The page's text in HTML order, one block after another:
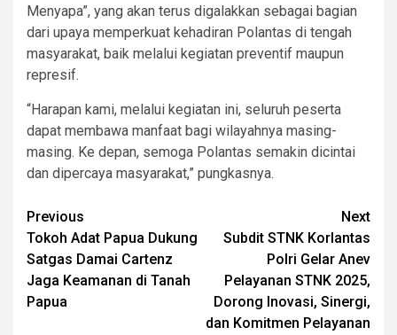
Menyapa”, yang akan terus digalakkan sebagai bagian
dari upaya memperkuat kehadiran Polantas di tengah
masyarakat, baik melalui kegiatan preventif maupun
represif.
“Harapan kami, melalui kegiatan ini, seluruh peserta
dapat membawa manfaat bagi wilayahnya masing-
masing. Ke depan, semoga Polantas semakin dicintai
dan dipercaya masyarakat,” pungkasnya.
Post
navigation
Previous
Tokoh Adat Papua Dukung
Satgas Damai Cartenz
Jaga Keamanan di Tanah
Papua
Next
Subdit STNK Korlantas
Polri Gelar Anev
Pelayanan STNK 2025,
Dorong Inovasi, Sinergi,
dan Komitmen Pelayanan